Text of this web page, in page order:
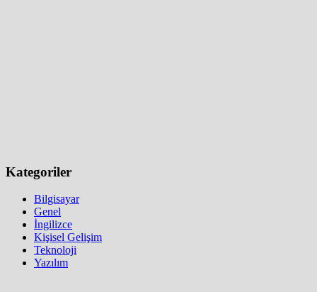
Kategoriler
Bilgisayar
Genel
İngilizce
Kişisel Gelişim
Teknoloji
Yazılım